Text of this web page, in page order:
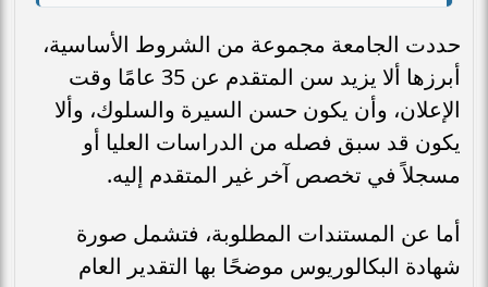
حددت الجامعة مجموعة من الشروط الأساسية،
أبرزها ألا يزيد سن المتقدم عن 35 عامًا وقت
الإعلان، وأن يكون حسن السيرة والسلوك، وألا
يكون قد سبق فصله من الدراسات العليا أو
مسجلاً في تخصص آخر غير المتقدم إليه.
أما عن المستندات المطلوبة، فتشمل صورة
شهادة البكالوريوس موضحًا بها التقدير العام